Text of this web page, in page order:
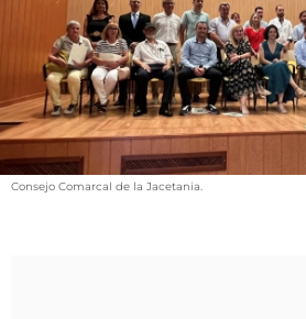
GALERÍAS
VÍDEOS
CONTACTAR
FIESTAS EN EL ALTO ARAGÓN
FIESTAS DE SAN LORENZO
Consejo Comarcal de la Jacetania.